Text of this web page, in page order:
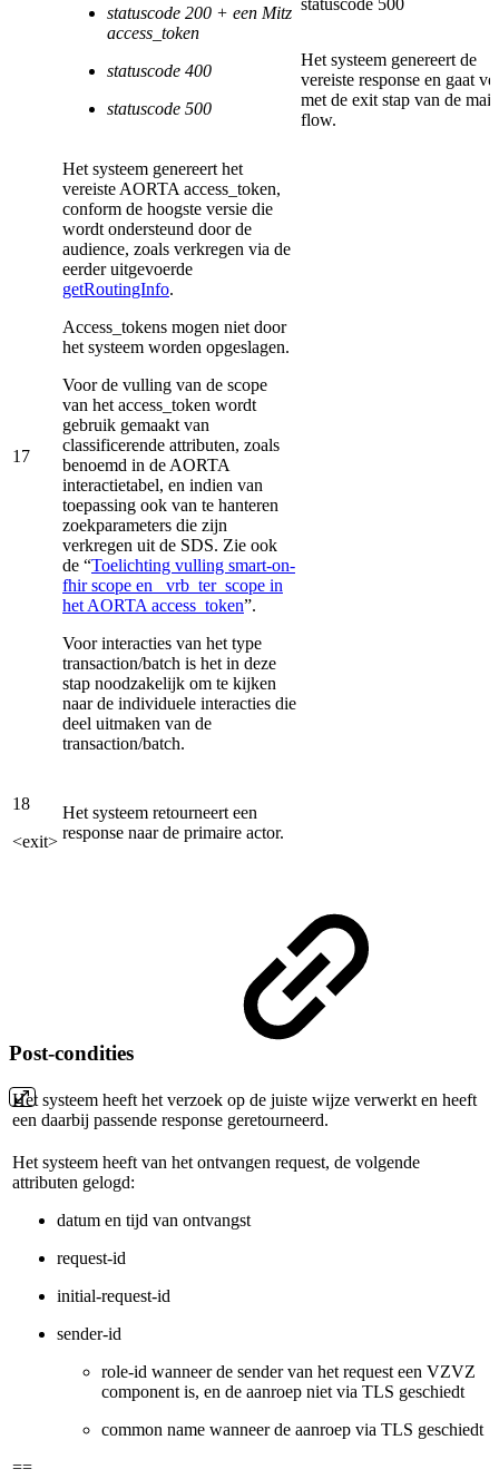
statuscode 200 + een Mitz
access_token
statuscode 400
statuscode 500
Het systeem genereert de
vereiste response en gaat
met de exit stap van de main
flow.
17
Het systeem genereert het
vereiste AORTA access_token,
conform de hoogste versie die
wordt ondersteund door de
audience, zoals verkregen via de
eerder uitgevoerde
getRoutingInfo.
Access_tokens mogen niet door
het systeem worden opgeslagen.
Voor de vulling van de scope
van het access_token wordt
gebruik gemaakt van
classificerende attributen, zoals
benoemd in de AORTA
interactietabel, en indien van
toepassing ook van te hanteren
zoekparameters die zijn
verkregen uit de SDS. Zie ook
de “Toelichting vulling smart-on-
fhir scope en _vrb_ter_scope in
het AORTA access_token”.
Voor interacties van het type
transaction/batch is het in deze
stap noodzakelijk om te kijken
naar de individuele interacties die
deel uitmaken van de
transaction/batch.
18
<exit>
Het systeem retourneert een
response naar de primaire actor.
Post-condities
Het systeem heeft het verzoek op de juiste wijze verwerkt en heeft
een daarbij passende response geretourneerd.
Het systeem heeft van het ontvangen request, de volgende
attributen gelogd:
datum en tijd van ontvangst
request-id
initial-request-id
sender-id
role-id wanneer de sender van het request een VZVZ
component is, en de aanroep niet via TLS geschiedt
common name wanneer de aanroep via TLS geschiedt
==